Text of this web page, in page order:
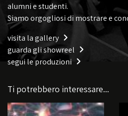
alumni e studenti.
Siamo orgogliosi di mostrare e
visita la gallery
guarda gli showreel
segui le produzioni
Ti potrebbero interessare...